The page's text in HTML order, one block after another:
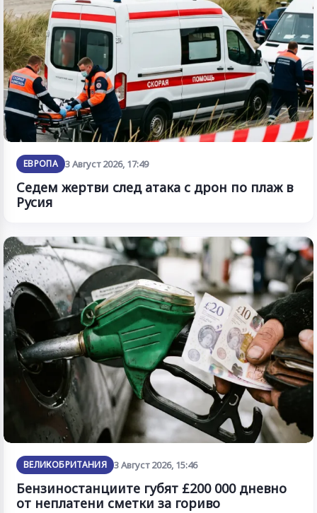
ЕВРОПА 3 Август 2026, 17:49
Седем жертви след атака с дрон по плаж в
Русия
ВЕЛИКОБРИТАНИЯ 3 Август 2026, 15:46
Бензиностанциите губят £200 000 дневно
от неплатени сметки за гориво